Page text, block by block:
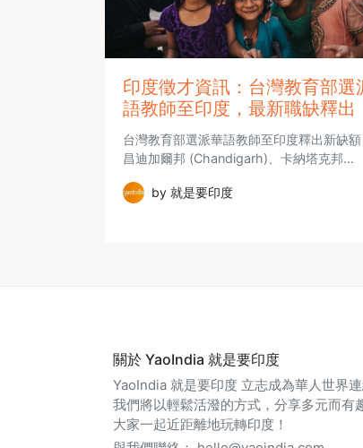
印度徵才資訊：台灣教育部選
語教師至印度，最新職缺釋出
台灣教育部選派華語教師至印度釋出新缺額
昌迪加爾邦 (Chandigarh)、卡納塔克邦…
by 就是要印度
關於 YaoIndia 就是要印度
YaoIndia 就是要印度 立志成為華人世界
我們將以輕鬆活潑的方式，分享多元而有
大家一起近距離地玩轉印度！